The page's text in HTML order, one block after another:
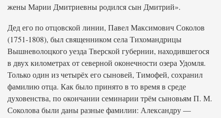
жены Марии Дмитриевны родился сын Дмитрий».
Дед его по отцовской линии, Павел Максимович Соколов
(1751-1808), был священником села Тихомандрицы
Вышневолоцкого уезда Тверской губернии, находившегося
в двух километрах от северной оконечности озера Удомля.
Только один из четырёх его сыновей, Тимофей, сохранил
фамилию отца. Как было принято в то время в среде
духовенства, по окончании семинарии трём сыновьям П. М.
Соколова были даны разные фамилии: Александру —